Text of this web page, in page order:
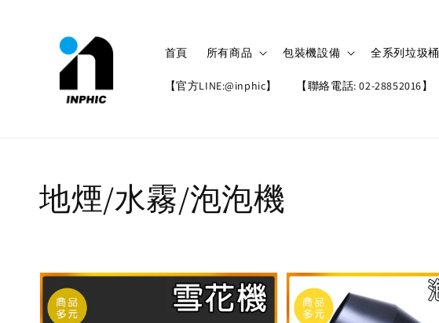
首頁 所有商品 包裝機設備 全系列垃圾桶
【官方LINE:@inphic】 【聯絡電話: 02-28852016】
地煙/水霧/泡泡機